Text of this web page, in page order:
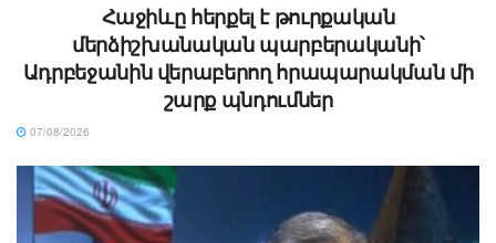
Հաջիևը հերքել է թուրքական
մերձիշխանական պարբերականի՝
Ադրբեջանին վերաբերող հրապարակման մի
շարք պնդումներ
07/08/2026